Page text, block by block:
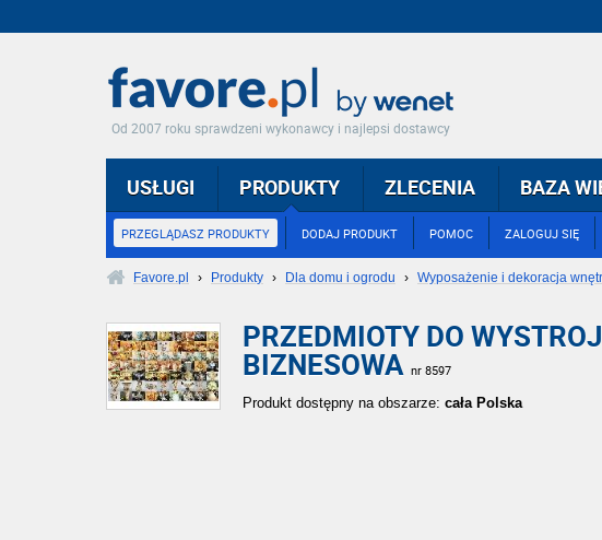
Od 2007 roku sprawdzeni wykonawcy i najlepsi dostawcy
USŁUGI PRODUKTY
PRZEGLĄDASZ PRODUKTY DODAJ PRODUKT POMOC ZALOGUJ SIĘ
ZLECENIA BAZA
Favore.pl › Produkty › Dla domu i ogrodu › Wyposażenie i dekoracja
PRZEDMIOTY DO
BIZNESOWA nr 8597
Produkt dostępny na obszarze: cała Polska